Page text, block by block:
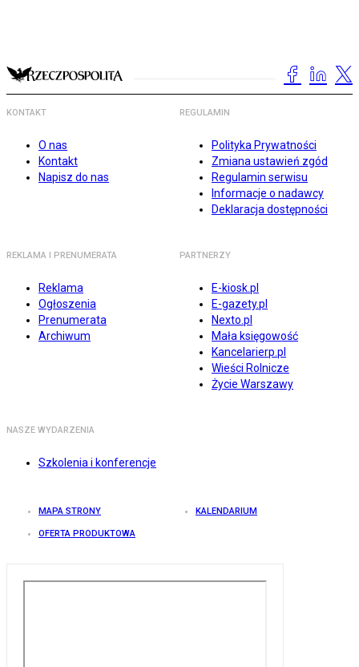
KONTAKT
O nas
Kontakt
Napisz do nas
REGULAMIN
Polityka Prywatności
Zmiana ustawień zgód
Regulamin serwisu
Informacje o nadawcy
Deklaracja dostępności
REKLAMA I PRENUMERATA
Reklama
Ogłoszenia
Prenumerata
Archiwum
PARTNERZY
E-kiosk.pl
E-gazety.pl
Nexto.pl
Mała księgowość
Kancelarierp.pl
Wieści Rolnicze
Życie Warszawy
NASZE WYDARZENIA
Szkolenia i konferencje
MAPA STRONY KALENDARIUM
OFERTA PRODUKTOWA